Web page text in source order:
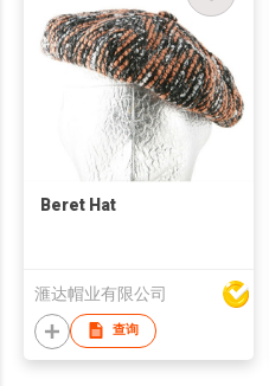
Beret Hat
滙达帽业有限公司
查询